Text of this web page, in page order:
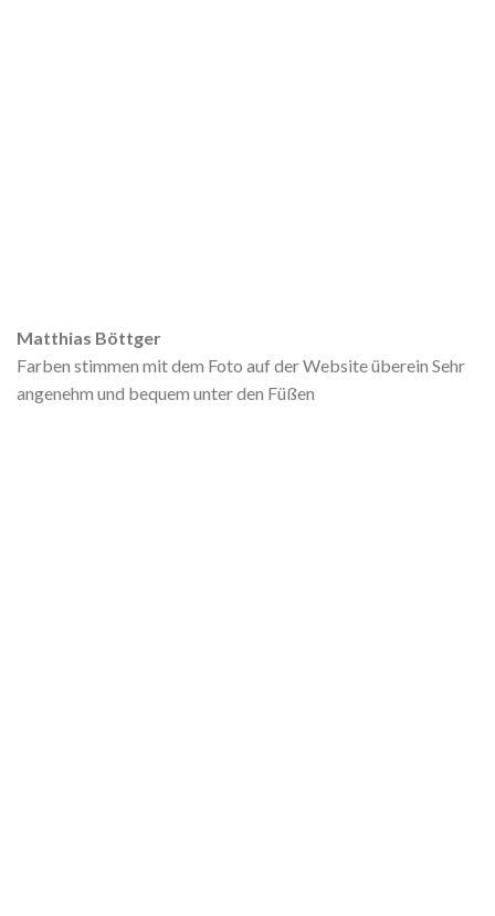
Matthias Böttger
Farben stimmen mit dem Foto auf der Website überein Sehr
angenehm und bequem unter den Füßen